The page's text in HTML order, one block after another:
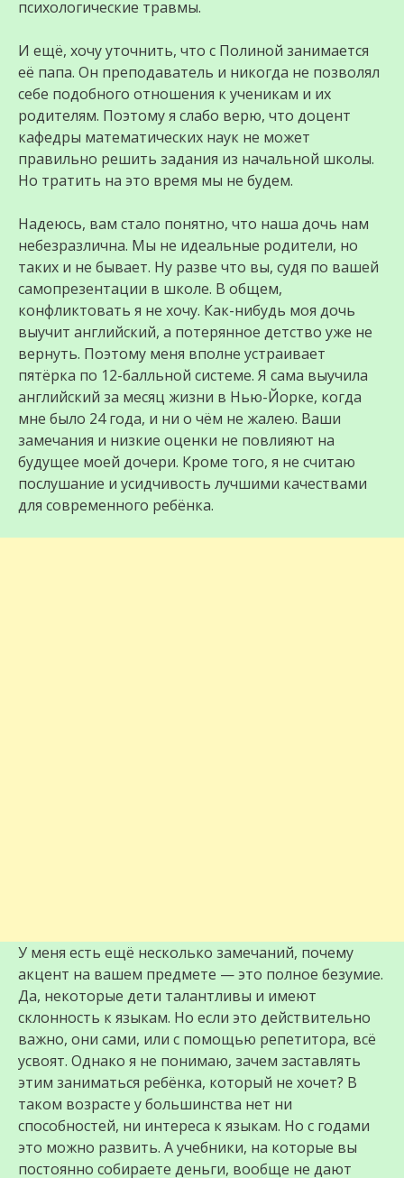
психологические травмы.
И ещё, хочу уточнить, что с Полиной занимается
её папа. Он преподаватель и никогда не позволял
себе подобного отношения к ученикам и их
родителям. Поэтому я слабо верю, что доцент
кафедры математических наук не может
правильно решить задания из начальной школы.
Но тратить на это время мы не будем.
Надеюсь, вам стало понятно, что наша дочь нам
небезразлична. Мы не идеальные родители, но
таких и не бывает. Ну разве что вы, судя по вашей
самопрезентации в школе. В общем,
конфликтовать я не хочу. Как-нибудь моя дочь
выучит английский, а потерянное детство уже не
вернуть. Поэтому меня вполне устраивает
пятёрка по 12-балльной системе. Я сама выучила
английский за месяц жизни в Нью-Йорке, когда
мне было 24 года, и ни о чём не жалею. Ваши
замечания и низкие оценки не повлияют на
будущее моей дочери. Кроме того, я не считаю
послушание и усидчивость лучшими качествами
для современного ребёнка.
У меня есть ещё несколько замечаний, почему
акцент на вашем предмете — это полное безумие.
Да, некоторые дети талантливы и имеют
склонность к языкам. Но если это действительно
важно, они сами, или с помощью репетитора, всё
усвоят. Однако я не понимаю, зачем заставлять
этим заниматься ребёнка, который не хочет? В
таком возрасте у большинства нет ни
способностей, ни интереса к языкам. Но с годами
это можно развить. А учебники, на которые вы
постоянно собираете деньги, вообще не дают